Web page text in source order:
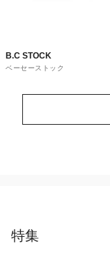
B.C STOCK
ベーセーストック
特集